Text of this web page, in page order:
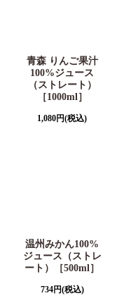
青森 りんご果汁
100%ジュース
（ストレート）
［1000ml］
1,080円(税込)
温州みかん100%
ジュース（ストレ
ート）［500ml］
734円(税込)